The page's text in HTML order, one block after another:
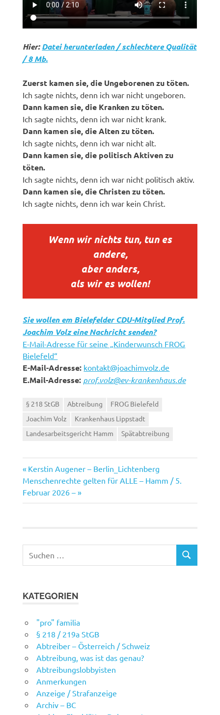
Hier:Datei herunterladen / schlechtere Qualität
/ 8 Mb.
Zuerst kamen sie, die Ungeborenen zu töten.
Ich sagte nichts, denn ich war nicht ungeboren.
Dann kamen sie, die Kranken zu töten.
Ich sagte nichts, denn ich war nicht krank.
Dann kamen sie, die Alten zu töten.
Ich sagte nichts, denn ich war nicht alt.
Dann kamen sie, die politisch Aktiven zu
töten.
Ich sagte nichts, denn ich war nicht politisch aktiv.
Dann kamen sie, die Christen zu töten.
Ich sagte nichts, denn ich war kein Christ.
Wenn wir nichts tun, tun es
andere,
aber anders,
als wir es wollen!
Sie wollen em Bielefelder CDU-Mitglied Prof.
Joachim Volz eine Nachricht senden?
E-Mail-Adresse für seine „Kinderwunsch FROG
Bielefeld“
E-Mail-Adresse: kontakt@joachimvolz.de
E.Mail-Adresse: prof.volz@ev-krankenhaus.de
§ 218 StGB Abtreibung
FROG Bielefeld
Joachim Volz
Krankenhaus Lippstadt
Landesarbeitsgericht Hamm
Spätabtreibung
Beitragsnavigation
Vorheriger
Beitrag:
Kerstin Augener – Berlin_Lichtenberg
Nächster
Beitrag:
Menschenrechte gelten für ALLE – Hamm / 5.
Februar 2026 –
nach:
SUCHEN
KATEGORIEN
"pro" familia
§ 218 / 219a StGB
Abtreiber – Österreich / Schweiz
Abtreibung, was ist das genau?
Abtreibungslobbyisten
Anmerkungen
Anzeige / Strafanzeige
Archiv – BC